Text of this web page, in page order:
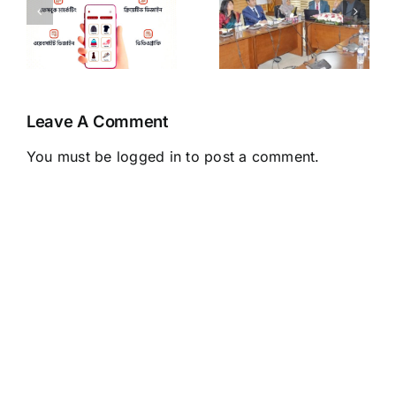
নীতিমালা
(২০১৩), সকল
মার্কেটিং কম্পানির
প্রতারণার শিকার
হবেন না।-
ফেসবুক বিজ্ঞাপন
Leave A Comment
You must be logged in to post a comment.